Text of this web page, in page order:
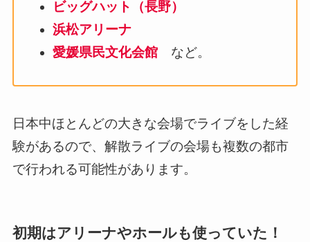
ビッグハット（長野）
浜松アリーナ
愛媛県民文化会館 など。
日本中ほとんどの大きな会場でライブをした経
験があるので、解散ライブの会場も複数の都市
で行われる可能性があります。
初期はアリーナやホールも使っていた！